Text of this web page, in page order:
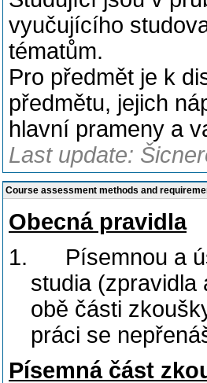
vyučujícího
tématům.
Pro předmět je k
předmětu, jejich
hlavní prameny a
Last update:
Course assessment methods and
Obecná pravidla
1.
Písemnou a
studia
obě části
práci se
Písemná část